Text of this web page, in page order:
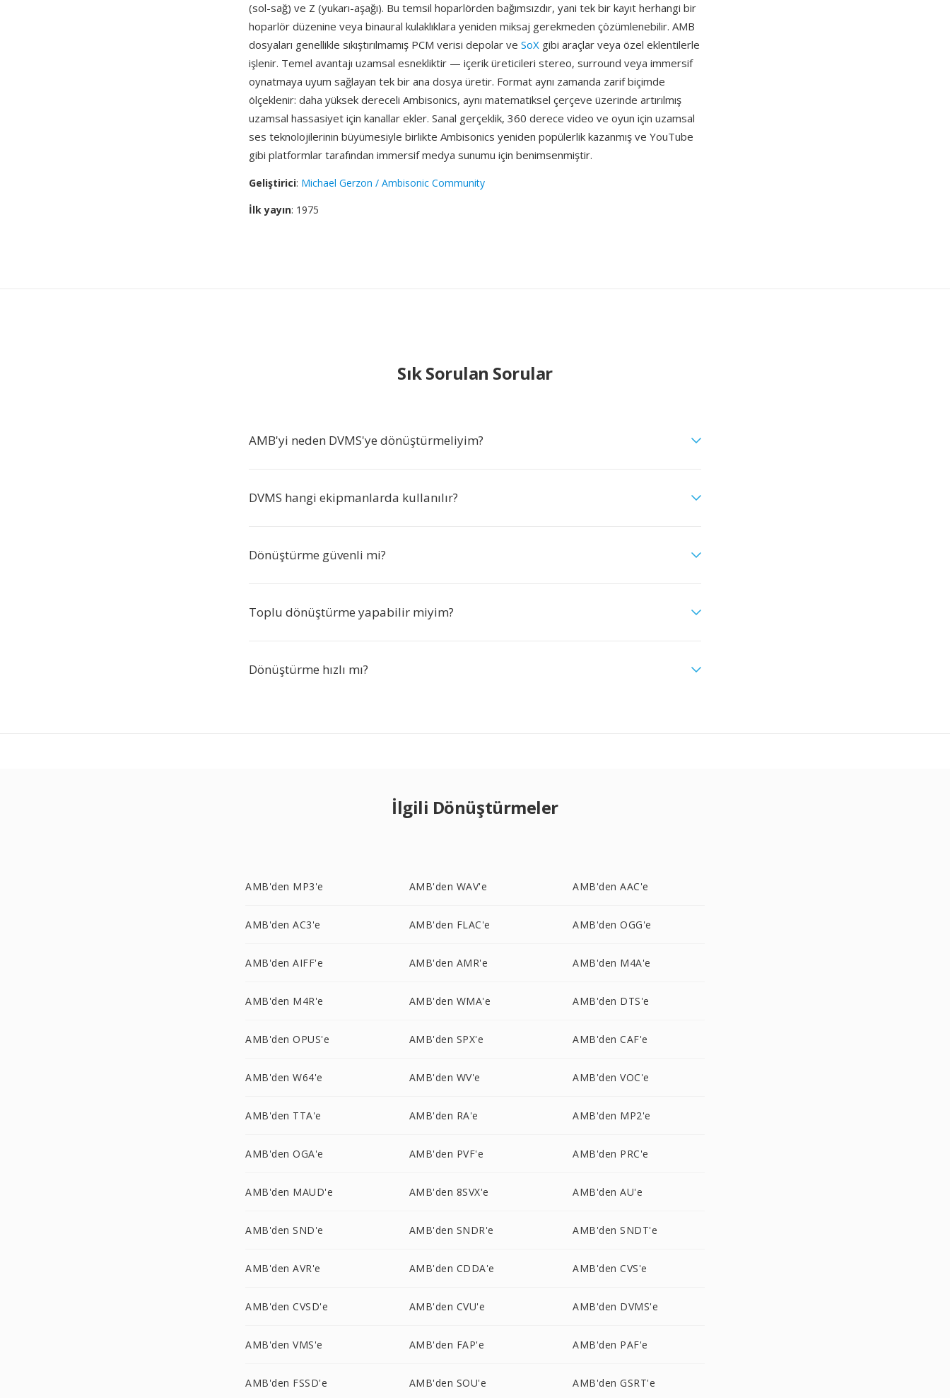
(sol-sağ) ve Z (yukarı-aşağı). Bu temsil hoparlörden bağımsızdır, yani tek bir kayıt herhangi bir
hoparlör düzenine veya binaural kulaklıklara yeniden miksaj gerekmeden çözümlenebilir. AMB
dosyaları genellikle sıkıştırılmamış PCM verisi depolar ve SoX gibi araçlar veya özel eklentilerle
işlenir. Temel avantajı uzamsal esnekliktir — içerik üreticileri stereo, surround veya immersif
oynatmaya uyum sağlayan tek bir ana dosya üretir. Format aynı zamanda zarif biçimde
ölçeklenir: daha yüksek dereceli Ambisonics, aynı matematiksel çerçeve üzerinde artırılmış
uzamsal hassasiyet için kanallar ekler. Sanal gerçeklik, 360 derece video ve oyun için uzamsal
ses teknolojilerinin büyümesiyle birlikte Ambisonics yeniden popülerlik kazanmış ve YouTube
gibi platformlar tarafından immersif medya sunumu için benimsenmiştir.
Geliştirici: Michael Gerzon / Ambisonic Community
İlk yayın: 1975
Sık Sorulan Sorular
AMB'yi neden DVMS'ye dönüştürmeliyim?
DVMS hangi ekipmanlarda kullanılır?
Dönüştürme güvenli mi?
Toplu dönüştürme yapabilir miyim?
Dönüştürme hızlı mı?
İlgili Dönüştürmeler
AMB'den MP3'e AMB'den WAV'e AMB'den AAC'e
AMB'den AC3'e AMB'den FLAC'e AMB'den OGG'e
AMB'den AIFF'e AMB'den AMR'e AMB'den M4A'e
AMB'den M4R'e AMB'den WMA'e AMB'den DTS'e
AMB'den OPUS'e AMB'den SPX'e AMB'den CAF'e
AMB'den W64'e AMB'den WV'e AMB'den VOC'e
AMB'den TTA'e AMB'den RA'e AMB'den MP2'e
AMB'den OGA'e AMB'den PVF'e AMB'den PRC'e
AMB'den MAUD'e AMB'den 8SVX'e AMB'den AU'e
AMB'den SND'e AMB'den SNDR'e AMB'den SNDT'e
AMB'den AVR'e AMB'den CDDA'e AMB'den CVS'e
AMB'den CVSD'e AMB'den CVU'e AMB'den DVMS'e
AMB'den VMS'e AMB'den FAP'e AMB'den PAF'e
AMB'den FSSD'e AMB'den SOU'e AMB'den GSRT'e